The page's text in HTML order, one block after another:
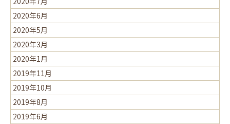
2020年6月
2020年5月
2020年3月
2020年1月
2019年11月
2019年10月
2019年8月
2019年6月